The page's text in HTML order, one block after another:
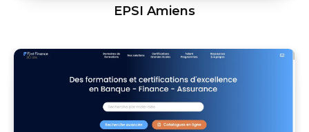
EPSI Amiens